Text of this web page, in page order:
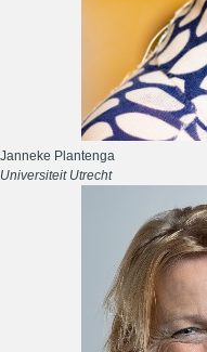
Janneke Plantenga
Universiteit Utrecht